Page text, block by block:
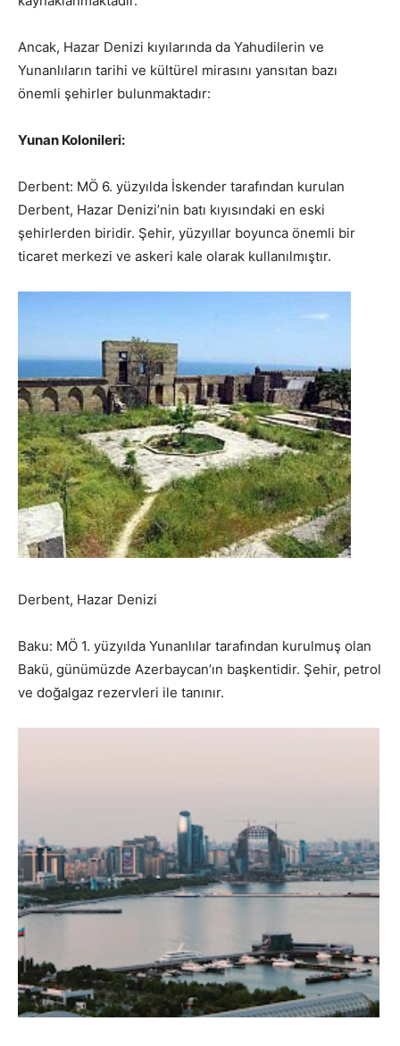
Ancak, Hazar Denizi kıyılarında da Yahudilerin ve
Yunanlıların tarihi ve kültürel mirasını yansıtan bazı
önemli şehirler bulunmaktadır:
Yunan Kolonileri:
Derbent: MÖ 6. yüzyılda İskender tarafından kurulan
Derbent, Hazar Denizi’nin batı kıyısındaki en eski
şehirlerden biridir. Şehir, yüzyıllar boyunca önemli bir
ticaret merkezi ve askeri kale olarak kullanılmıştır.
Derbent, Hazar Denizi
Baku: MÖ 1. yüzyılda Yunanlılar tarafından kurulmuş olan
Bakü, günümüzde Azerbaycan’ın başkentidir. Şehir, petrol
ve doğalgaz rezervleri ile tanınır.